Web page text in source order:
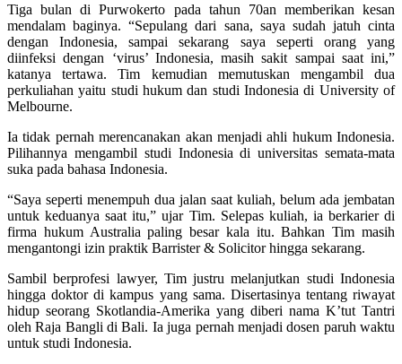
Tiga bulan di Purwokerto pada tahun 70an memberikan kesan
mendalam baginya. “Sepulang dari sana, saya sudah jatuh cinta
dengan Indonesia, sampai sekarang saya seperti orang yang
diinfeksi dengan ‘virus’ Indonesia, masih sakit sampai saat ini,”
katanya tertawa. Tim kemudian memutuskan mengambil dua
perkuliahan yaitu studi hukum dan studi Indonesia di University of
Melbourne.
Ia tidak pernah merencanakan akan menjadi ahli hukum Indonesia.
Pilihannya mengambil studi Indonesia di universitas semata-mata
suka pada bahasa Indonesia.
“Saya seperti menempuh dua jalan saat kuliah, belum ada jembatan
untuk keduanya saat itu,” ujar Tim. Selepas kuliah, ia berkarier di
firma hukum Australia paling besar kala itu. Bahkan Tim masih
mengantongi izin praktik Barrister & Solicitor hingga sekarang.
Sambil berprofesi lawyer, Tim justru melanjutkan studi Indonesia
hingga doktor di kampus yang sama. Disertasinya tentang riwayat
hidup seorang Skotlandia-Amerika yang diberi nama K’tut Tantri
oleh Raja Bangli di Bali. Ia juga pernah menjadi dosen paruh waktu
untuk studi Indonesia.